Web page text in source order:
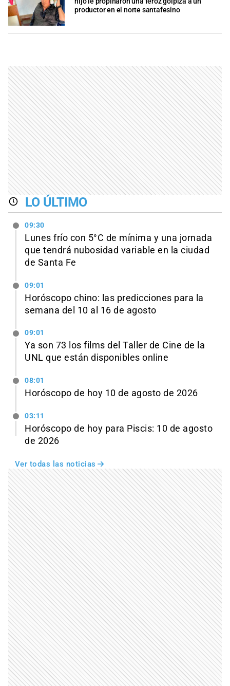
productor en el norte santafesino
LO ÚLTIMO
09:30
Lunes frío con 5°C de mínima y una jornada
que tendrá nubosidad variable en la ciudad
de Santa Fe
09:01
Horóscopo chino: las predicciones para la
semana del 10 al 16 de agosto
09:01
Ya son 73 los films del Taller de Cine de la
UNL que están disponibles online
08:01
Horóscopo de hoy 10 de agosto de 2026
03:11
Horóscopo de hoy para Piscis: 10 de agosto
de 2026
Ver todas las noticias